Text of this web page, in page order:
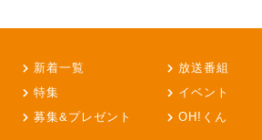
新着一覧 放送番組
特集
イベント
募集&プレゼント
OH!くん